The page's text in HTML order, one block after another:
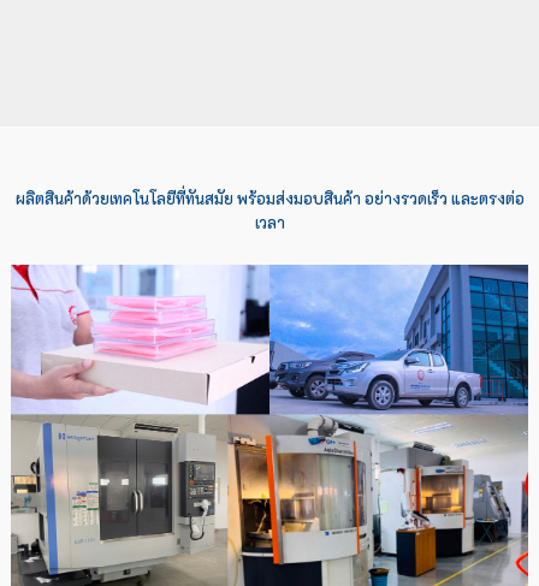
ผลิตสินค้าด้วยเทคโนโลยีที่ทันสมัย พร้อมส่งมอบสินค้า อย่างรวดเร็ว และตรงต่อ
เวลา